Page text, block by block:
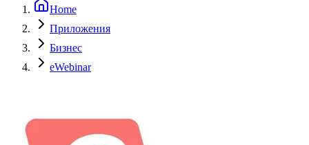
Home
Приложения
Бизнес
eWebinar